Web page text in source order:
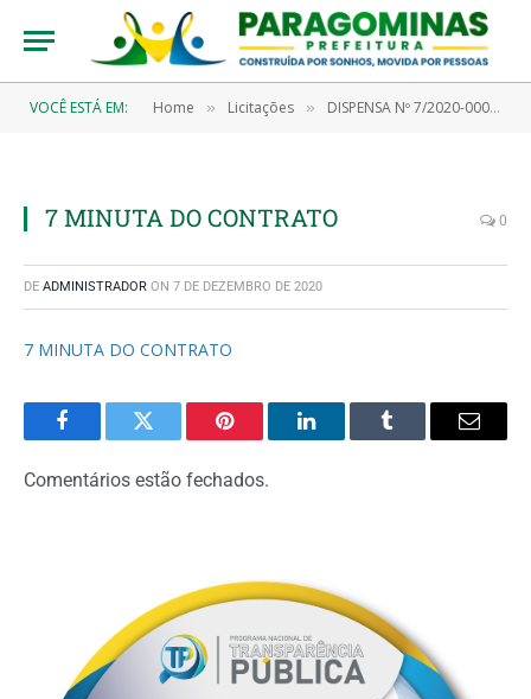
VOCÊ ESTÁ EM: Home » Licitações » DISPENSA Nº 7/2020-00065 (Aquisição em caráter emergencial de material de consumo do tipo gêneros de alimentação)
7 MINUTA DO CONTRATO 0
DE ADMINISTRADOR ON 7 DE DEZEMBRO DE 2020
7 MINUTA DO CONTRATO
FacebookTwitter Pinterest LinkedInTumblr Email
Comentários estão fechados.